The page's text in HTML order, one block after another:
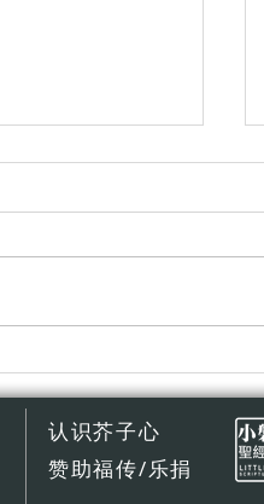
认识芥子心
赞助福传/乐捐